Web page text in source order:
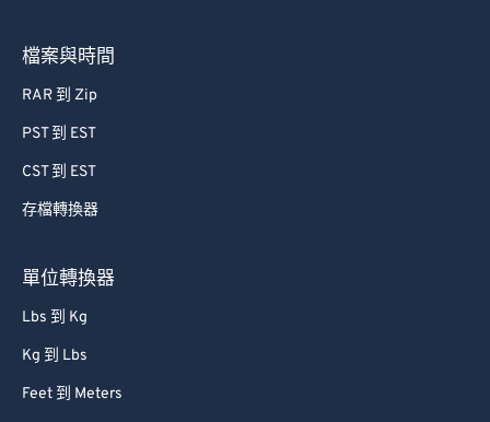
檔案與時間
RAR 到 Zip
PST 到 EST
CST 到 EST
存檔轉換器
單位轉換器
Lbs 到 Kg
Kg 到 Lbs
Feet 到 Meters